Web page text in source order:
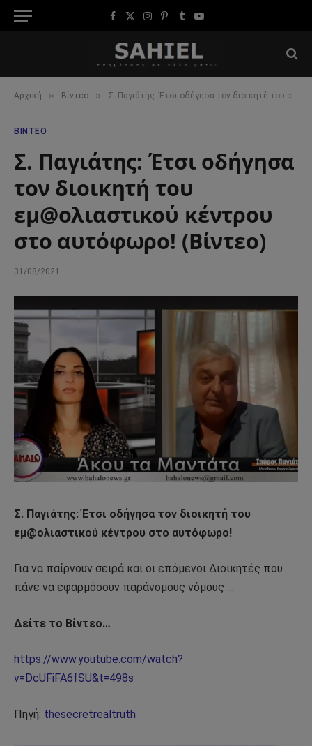
Facebook
X
Instagram
Pinterest
TumblrYouTube
Αρχική » Βίντεο » Σ. Παγιάτης: Έτσι οδήγησα τον διοικητή του εμ@ολιαστικού κέντρου στο αυτόφωρο! (Βίντεο)
ΒΊΝΤΕΟ
Σ. Παγιάτης: Έτσι οδήγησα
τον διοικητή του
εμ@ολιαστικού κέντρου
στο αυτόφωρο! (Βίντεο)
31/08/2021
Σ. Παγιάτης: Έτσι οδήγησα τον διοικητή του
εμ@ολιαστικού κέντρου στο αυτόφωρο!
Για να παίρνουν σειρά και οι επόμενοι Διοικητές που
πάνε να εφαρμόσουν παράνομους νόμους …
Δείτε το Βίντεο…
https://www.youtube.com/watch?
v=DcUFiFA6fSU&t=498s
Πηγή: thesecretrealtruth